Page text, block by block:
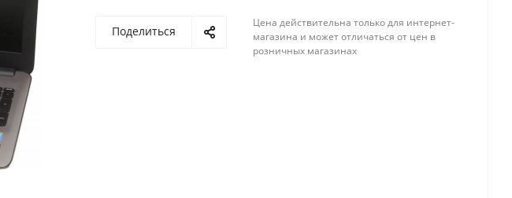
Поделиться
Цена действительна только для интернет-
магазина и может отличаться от цен в
розничных магазинах